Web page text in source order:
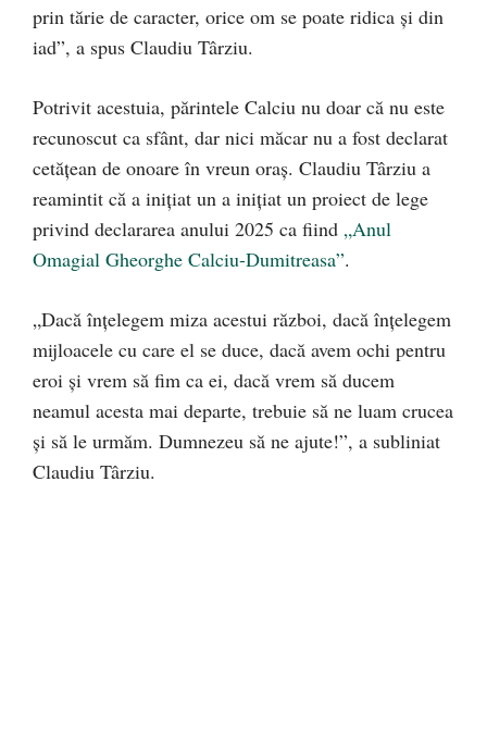
prin tărie de caracter, orice om se poate ridica și din
iad”, a spus Claudiu Târziu.
Potrivit acestuia, părintele Calciu nu doar că nu este
recunoscut ca sfânt, dar nici măcar nu a fost declarat
cetățean de onoare în vreun oraș. Claudiu Târziu a
reamintit că a inițiat un a inițiat un proiect de lege
privind declararea anului 2025 ca fiind „Anul
Omagial Gheorghe Calciu-Dumitreasa”.
„Dacă înțelegem miza acestui război, dacă înțelegem
mijloacele cu care el se duce, dacă avem ochi pentru
eroi și vrem să fim ca ei, dacă vrem să ducem
neamul acesta mai departe, trebuie să ne luam crucea
și să le urmăm. Dumnezeu să ne ajute!”, a subliniat
Claudiu Târziu.